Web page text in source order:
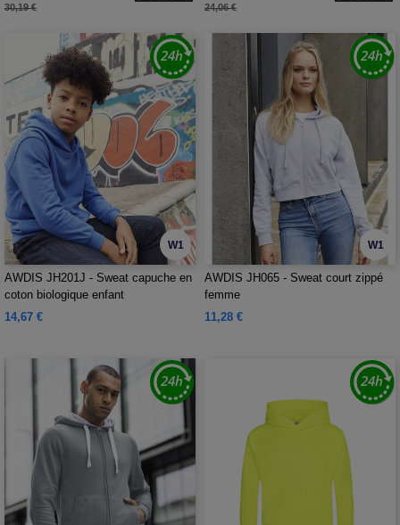
30,19 € 24,06 €
W1
AWDIS JH201J - Sweat capuche en
coton biologique enfant
14,67 €
W1
AWDIS JH065 - Sweat court zippé
femme
11,28 €